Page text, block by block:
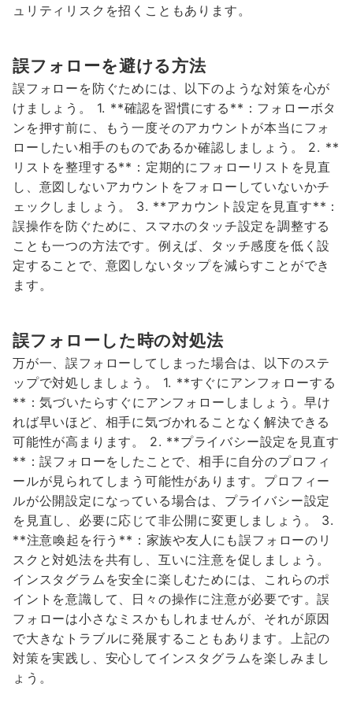
ュリティリスクを招くこともあります。
誤フォローを避ける方法
誤フォローを防ぐためには、以下のような対策を心が
けましょう。 1. **確認を習慣にする**：フォローボタ
ンを押す前に、もう一度そのアカウントが本当にフォ
ローしたい相手のものであるか確認しましょう。 2. **
リストを整理する**：定期的にフォローリストを見直
し、意図しないアカウントをフォローしていないかチ
ェックしましょう。 3. **アカウント設定を見直す**：
誤操作を防ぐために、スマホのタッチ設定を調整する
ことも一つの方法です。例えば、タッチ感度を低く設
定することで、意図しないタップを減らすことができ
ます。
誤フォローした時の対処法
万が一、誤フォローしてしまった場合は、以下のステ
ップで対処しましょう。 1. **すぐにアンフォローする
**：気づいたらすぐにアンフォローしましょう。早け
れば早いほど、相手に気づかれることなく解決できる
可能性が高まります。 2. **プライバシー設定を見直す
**：誤フォローをしたことで、相手に自分のプロフィ
ールが見られてしまう可能性があります。プロフィー
ルが公開設定になっている場合は、プライバシー設定
を見直し、必要に応じて非公開に変更しましょう。 3.
**注意喚起を行う**：家族や友人にも誤フォローのリ
スクと対処法を共有し、互いに注意を促しましょう。
インスタグラムを安全に楽しむためには、これらのポ
イントを意識して、日々の操作に注意が必要です。誤
フォローは小さなミスかもしれませんが、それが原因
で大きなトラブルに発展することもあります。上記の
対策を実践し、安心してインスタグラムを楽しみまし
ょう。